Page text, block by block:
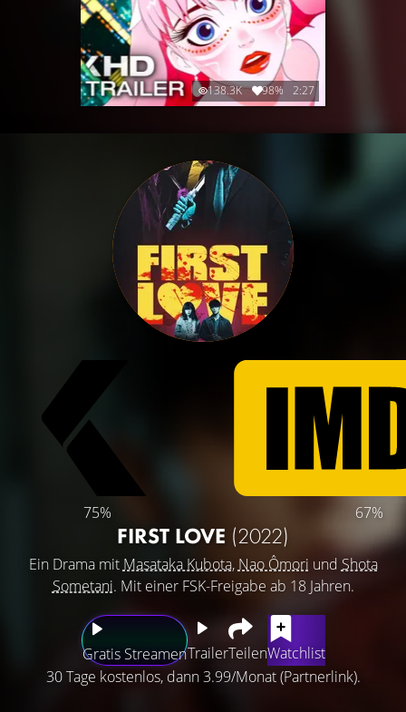
138.3K 98% 2:27
75% 67%
FIRST LOVE (2022)
Ein Drama mit Masataka Kubota, Nao Ômori und Shota
Sometani. Mit einer FSK-Freigabe ab 18 Jahren.
Gratis StreamenTrailerTeilenWatchlist
30 Tage kostenlos, dann 3.99/Monat (Partnerlink).